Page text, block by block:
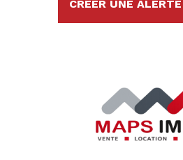
CRÉER UNE